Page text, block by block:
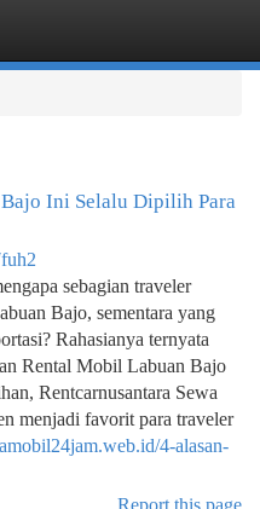
Ini Selalu Dipilih Para
sebagian traveler
Bajo, sementara yang
Rahasianya ternyata
Rental Mobil Labuan Bajo
Rentcarnusantara Sewa
menjadi favorit para traveler
4-alasan-
Report this page